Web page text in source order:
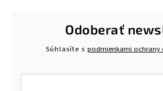
Odoberať
Súhlasíte s podmienkami ochrany